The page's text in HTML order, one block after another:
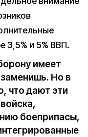
3,5% и 5% ВВП.
имеет
заменишь. Но в
что дают эти
боеприпасы,